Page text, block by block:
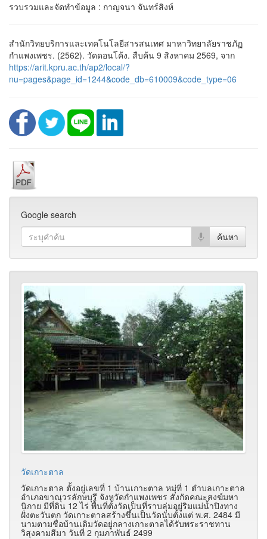
รวบรวมและจัดทำข้อมูล : กาญจนา จันทร์สิงห์
สำนักวิทยบริการและเทคโนโลยีสารสนเทศ มาหาวิทยาลัยราชภัฏ
กำแพงเพชร. (2562). วัดดอนโค้ง. สืบค้น 9 สิงหาคม 2569, จาก
https://arit.kpru.ac.th/ap2/local/?
nu=pages&page_id=1244&code_db=610009&code_type=06
Google search
วัดเกาะตาล
วัดเกาะตาล ตั้งอยู่เลขที่ 1 บ้านเกาะตาล หมุ่ที่ 1 ตำบลเกาะตาล
อำเภอขาณุวรลักษบุรี จังหวัดกำแพงเพชร สังกัดคณะสงฆ์มหา
นิกาย มีที่ดิน 12 ไร่ พื้นที่ตั้งวัดเป็นที่ราบลุ่มอยู่ริมแม่น้ำปิงทาง
ฝั่งตะวันตก วัดเกาะตาลสร้างขึ้นเป็นวัดนับตั้งแต่ พ.ศ. 2484 มี
นามตามชื่อบ้านเดิมวัดอยู่กลางเกาะตาลได้รับพระราชทาน
วิสุงคามสีมา วันที่ 2 กุมภาพันธ์ 2499